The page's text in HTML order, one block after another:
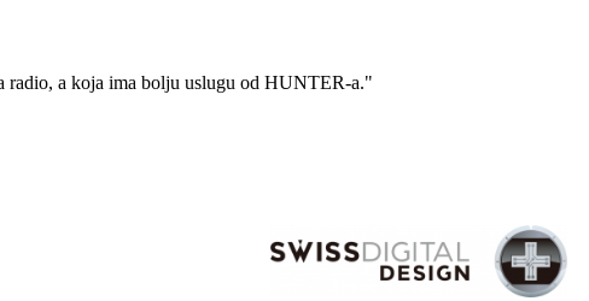
radio, a koja ima bolju uslugu od HUNTER-a."